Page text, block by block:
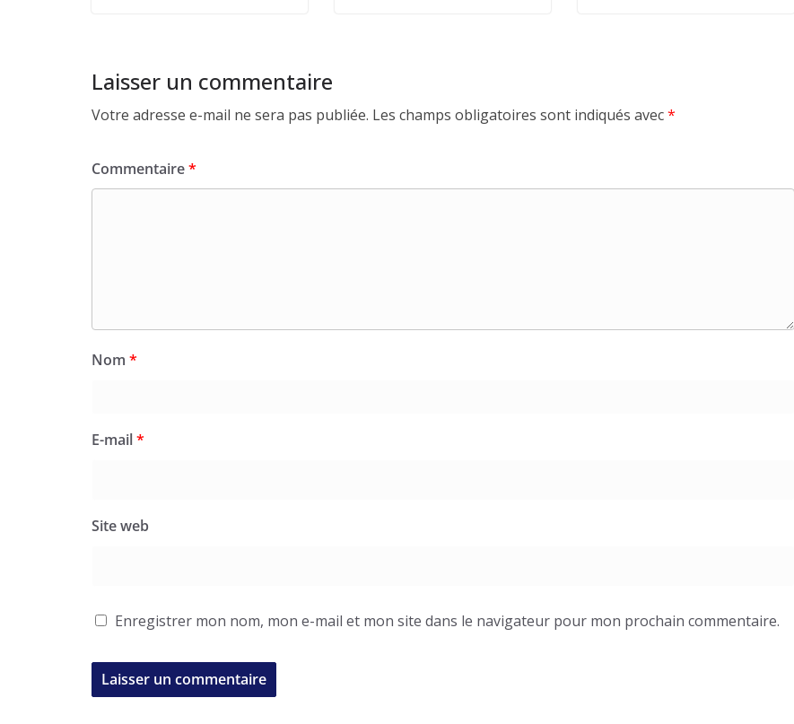
Laisser un commentaire
Votre adresse e-mail ne sera pas publiée. Les champs obligatoires sont indiqués avec*
Commentaire*
Nom *
E-mail*
Site web
Enregistrer mon nom, mon e-mail et mon site dans le navigateur pour mon prochain commentaire.